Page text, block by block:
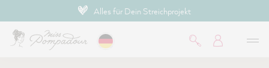
Hochdeckende Premium-Farben